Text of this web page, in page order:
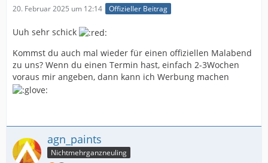
20. Februar 2025 um 12:14 Offizieller Beitrag
Uuh sehr schick
Kommst du auch mal wieder für einen offiziellen Malabend
zu uns? Wenn du einen Termin hast, einfach 2-3Wochen
voraus mir angeben, dann kann ich Werbung machen
agn_paints
Nichtmehrganzneuling